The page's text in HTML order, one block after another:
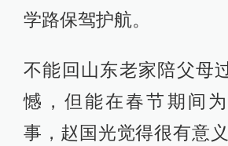
学路保驾护航。
不能回山东老家陪父母
憾，但能在春节期间
事，赵国光觉得很有意